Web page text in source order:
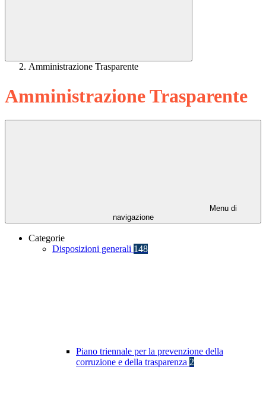
Amministrazione Trasparente
Amministrazione Trasparente
Menu di
navigazione
Categorie
Disposizioni generali 148
Piano triennale per la prevenzione della
corruzione e della trasparenza 2